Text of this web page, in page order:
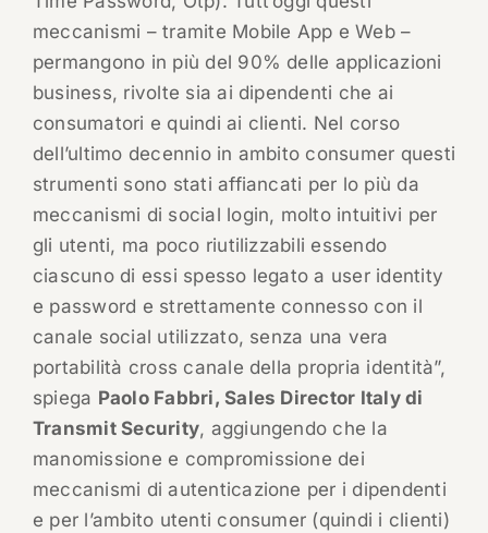
meccanismi – tramite Mobile App e Web –
permangono in più del 90% delle applicazioni
business, rivolte sia ai dipendenti che ai
consumatori e quindi ai clienti. Nel corso
dell’ultimo decennio in ambito consumer questi
strumenti sono stati affiancati per lo più da
meccanismi di social login, molto intuitivi per
gli utenti, ma poco riutilizzabili essendo
ciascuno di essi spesso legato a user identity
e password e strettamente connesso con il
canale social utilizzato, senza una vera
portabilità cross canale della propria identità”,
spiega Paolo Fabbri, Sales Director Italy di
Transmit Security, aggiungendo che la
manomissione e compromissione dei
meccanismi di autenticazione per i dipendenti
e per l’ambito utenti consumer (quindi i clienti)